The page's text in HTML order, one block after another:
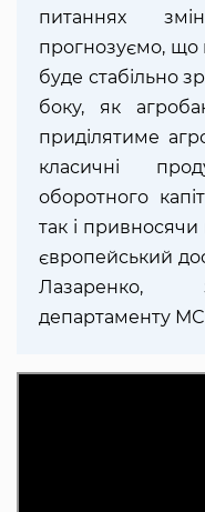
питаннях
прогнозуємо, що
буде стабільно
боку, як
приділятиме
класичні
оборотного
так і
європейський
Лазаренко,
департаменту